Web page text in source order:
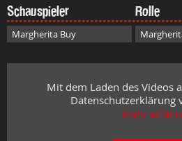
Schauspieler Rolle
Margherita Buy
Mit dem Laden des Videos
Datenschutzerklärung
Mehr